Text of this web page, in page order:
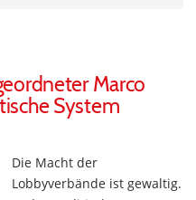
Marco
System
Die Macht der
Lobbyverbände ist gewaltig.